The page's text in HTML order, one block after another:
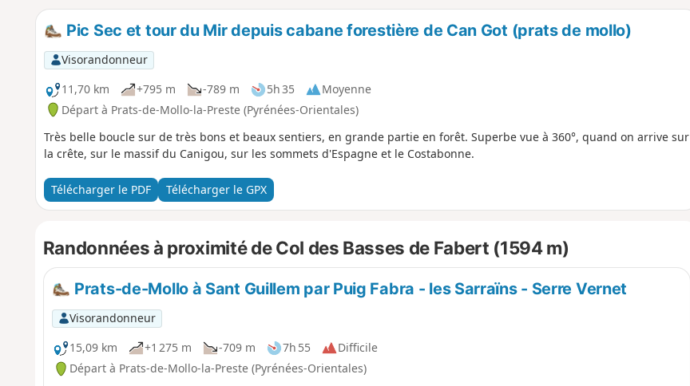
Pic Sec et tour du Mir depuis cabane forestière de Can Got (prats de mollo)
Visorandonneur
11,70 km
+795 m -789 m 5h 35
Moyenne
Départ à Prats-de-Mollo-la-Preste (Pyrénées-Orientales)
Très belle boucle sur de très bons et beaux sentiers, en grande partie en forêt. Superbe vue à 360°, quand on arrive sur
la crête, sur le massif du Canigou, sur les sommets d'Espagne et le Costabonne.
Télécharger le PDF Télécharger le GPX
Randonnées à proximité de Col des Basses de Fabert (1594 m)
Prats-de-Mollo à Sant Guillem par Puig Fabra - les Sarraïns - Serre Vernet
Visorandonneur
15,09 km
+1 275 m -709 m 7h 55
Difficile
Départ à Prats-de-Mollo-la-Preste (Pyrénées-Orientales)